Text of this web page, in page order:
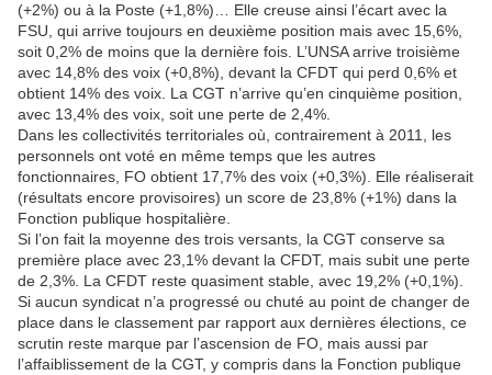
(+2%) ou à la Poste (+1,8%)… Elle creuse ainsi l’écart avec la
FSU, qui arrive toujours en deuxième position mais avec 15,6%,
soit 0,2% de moins que la dernière fois. L’UNSA arrive troisième
avec 14,8% des voix (+0,8%), devant la CFDT qui perd 0,6% et
obtient 14% des voix. La CGT n’arrive qu’en cinquième position,
avec 13,4% des voix, soit une perte de 2,4%.
Dans les collectivités territoriales où, contrairement à 2011, les
personnels ont voté en même temps que les autres
fonctionnaires, FO obtient 17,7% des voix (+0,3%). Elle réaliserait
(résultats encore provisoires) un score de 23,8% (+1%) dans la
Fonction publique hospitalière.
Si l’on fait la moyenne des trois versants, la CGT conserve sa
première place avec 23,1% devant la CFDT, mais subit une perte
de 2,3%. La CFDT reste quasiment stable, avec 19,2% (+0,1%).
Si aucun syndicat n’a progressé ou chuté au point de changer de
place dans le classement par rapport aux dernières élections, ce
scrutin reste marque par l’ascension de FO, mais aussi par
l’affaiblissement de la CGT, y compris dans la Fonction publique